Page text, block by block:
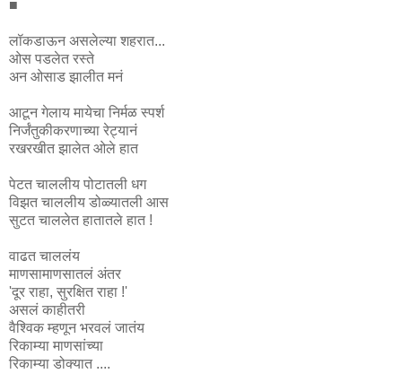
■
लॉकडाऊन असलेल्या शहरात...
ओस पडलेत रस्ते
अन ओसाड झालीत मनं
आटून गेलाय मायेचा निर्मळ स्पर्श
निर्जंतुकीकरणाच्या रेट्यानं
रखरखीत झालेत ओले हात
पेटत चाललीय पोटातली धग
विझत चाललीय डोळ्यातली आस
सुटत चाललेत हातातले हात !
वाढत चाललंय
माणसामाणसातलं अंतर
'दूर राहा, सुरक्षित राहा !'
असलं काहीतरी
वैश्विक म्हणून भरवलं जातंय
रिकाम्या माणसांच्या
रिकाम्या डोक्यात ....